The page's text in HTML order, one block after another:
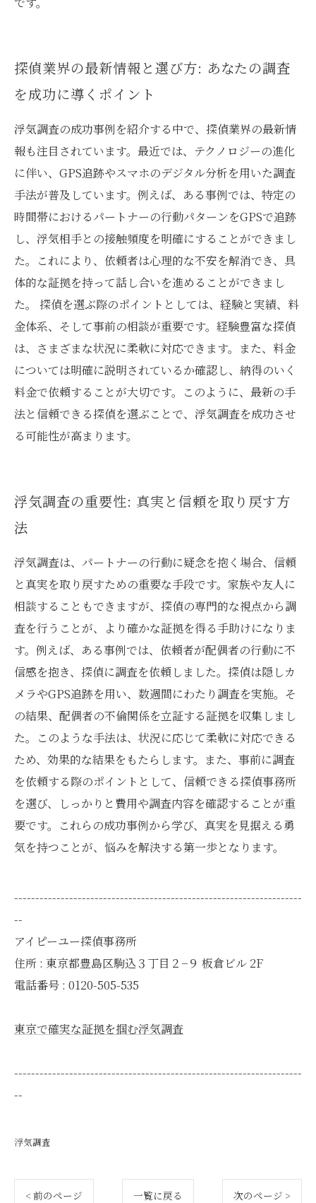
探偵業界の最新情報と選び方: あなたの調査
を成功に導くポイント
浮気調査の成功事例を紹介する中で、探偵業界の最新情
報も注目されています。最近では、テクノロジーの進化
に伴い、GPS追跡やスマホのデジタル分析を用いた調査
手法が普及しています。例えば、ある事例では、特定の
時間帯におけるパートナーの行動パターンをGPSで追跡
し、浮気相手との接触頻度を明確にすることができまし
た。これにより、依頼者は心理的な不安を解消でき、具
体的な証拠を持って話し合いを進めることができまし
た。 探偵を選ぶ際のポイントとしては、経験と実績、料
金体系、そして事前の相談が重要です。経験豊富な探偵
は、さまざまな状況に柔軟に対応できます。また、料金
については明確に説明されているか確認し、納得のいく
料金で依頼することが大切です。このように、最新の手
法と信頼できる探偵を選ぶことで、浮気調査を成功させ
る可能性が高まります。
浮気調査の重要性: 真実と信頼を取り戻す方
法
浮気調査は、パートナーの行動に疑念を抱く場合、信頼
と真実を取り戻すための重要な手段です。家族や友人に
相談することもできますが、探偵の専門的な視点から調
査を行うことが、より確かな証拠を得る手助けになりま
す。例えば、ある事例では、依頼者が配偶者の行動に不
信感を抱き、探偵に調査を依頼しました。探偵は隠しカ
メラやGPS追跡を用い、数週間にわたり調査を実施。そ
の結果、配偶者の不倫関係を立証する証拠を収集しまし
た。このような手法は、状況に応じて柔軟に対応できる
ため、効果的な結果をもたらします。また、事前に調査
を依頼する際のポイントとして、信頼できる探偵事務所
を選び、しっかりと費用や調査内容を確認することが重
要です。これらの成功事例から学び、真実を見据える勇
気を持つことが、悩みを解決する第一歩となります。
--------------------------------------------------------------------
--
アイピーユー探偵事務所
住所 : 東京都豊島区駒込３丁目２−９ 板倉ビル 2F
電話番号 : 0120-505-535
東京で確実な証拠を掴む浮気調査
--------------------------------------------------------------------
--
浮気調査
< 前のページ 一覧に戻る 次のページ >